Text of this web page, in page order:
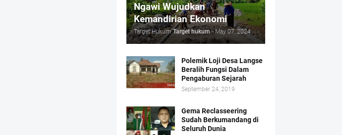
Ngawi Wujudkan
Kemandirian Ekonomi
Target Hukum Target hukum - May 07, 2024
Polemik Loji Desa Langse
Beralih Fungsi Dalam
Pengaburan Sejarah
September 24, 2019
Gema Reclasseering
Sudah Berkumandang di
Seluruh Dunia